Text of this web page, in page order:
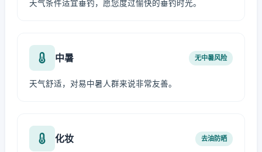
天气条件适宜垂钓，愿您度过愉快的垂钓时光。
中暑 无中暑风险
天气舒适，对易中暑人群来说非常友善。
化妆 去油防晒